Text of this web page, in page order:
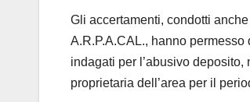
Gli accertamenti, condotti
A.R.P.A.CAL., hanno
indagati per l’abusivo
proprietaria dell’area per il